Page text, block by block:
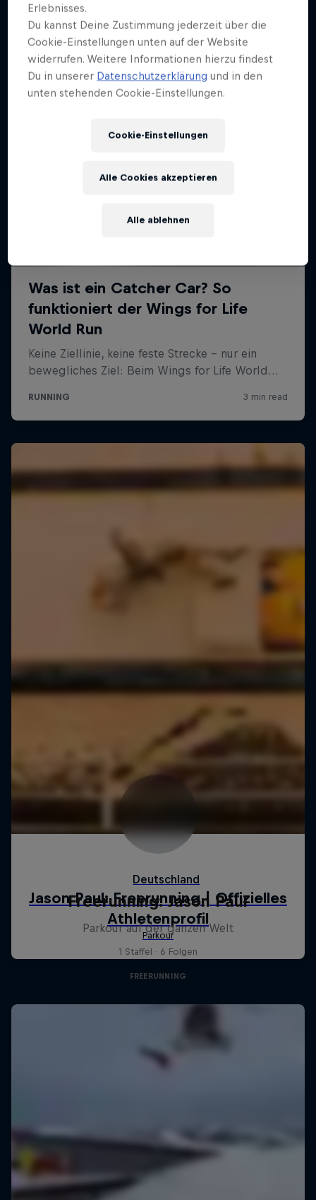
FREERUNNING
Freerunning: Jason Paul
Parkour auf der ganzen Welt
1 Staffel · 6 Folgen
FREERUNNING
Erlebnisses.
Du kannst Deine Zustimmung jederzeit über die
Cookie-Einstellungen unten auf der Website
widerrufen. Weitere Informationen hierzu findest
Du in unserer Datenschutzerklärung und in den
unten stehenden Cookie-Einstellungen.
Cookie-Einstellungen
Alle ablehnen
Alle Cookies akzeptieren